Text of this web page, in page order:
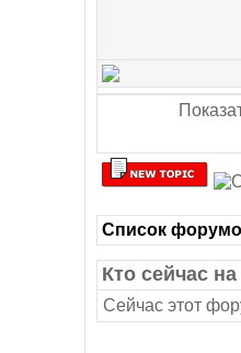
Список
Кто сейчас
Сейчас этот